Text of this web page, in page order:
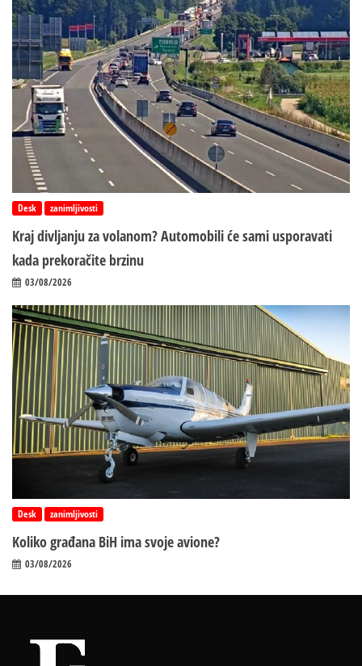
Desk zanimljivosti
Kraj divljanju za volanom? Automobili će sami usporavati
kada prekoračite brzinu
03/08/2026
Desk zanimljivosti
Koliko građana BiH ima svoje avione?
03/08/2026